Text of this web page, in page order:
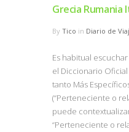
Grecia Rumania
By Tico in Diario de
Es habitual
el Diccionario Oficial
tanto Más
(“Perteneciente o
puede
“Perteneciente o